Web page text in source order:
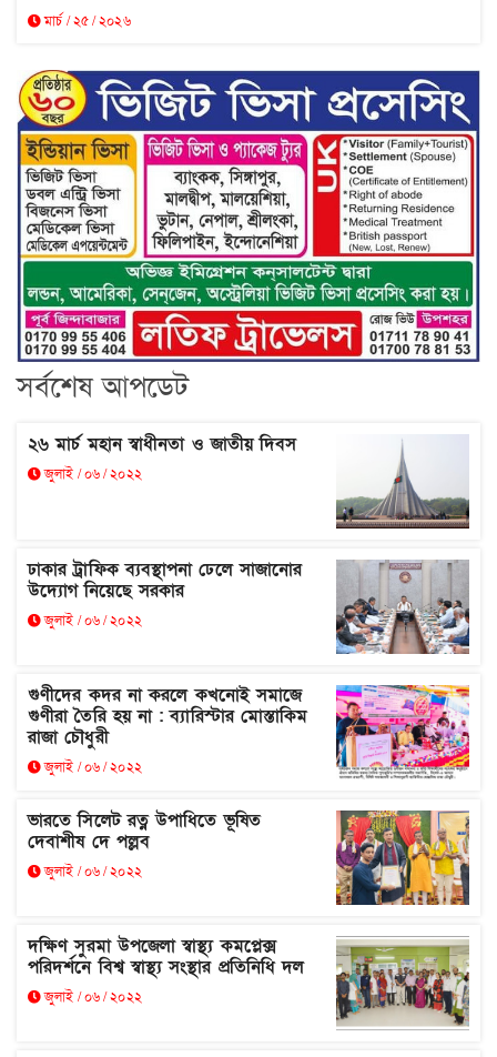
মার্চ / ২৫ / ২০২৬
সর্বশেষ আপডেট
২৬ মার্চ মহান স্বাধীনতা ও জাতীয় দিবস
জুলাই / ০৬ / ২০২২
ঢাকার ট্রাফিক ব্যবস্থাপনা ঢেলে সাজানোর
উদ্যোগ নিয়েছে সরকার
জুলাই / ০৬ / ২০২২
গুণীদের কদর না করলে কখনোই সমাজে
গুণীরা তৈরি হয় না : ব্যারিস্টার মোস্তাকিম
রাজা চৌধুরী
জুলাই / ০৬ / ২০২২
ভারতে সিলেট রত্ন উপাধিতে ভূষিত
দেবাশীষ দে পল্লব
জুলাই / ০৬ / ২০২২
দক্ষিণ সুরমা উপজেলা স্বাস্থ্য কমপ্লেক্স
পরিদর্শনে বিশ্ব স্বাস্থ্য সংস্থার প্রতিনিধি দল
জুলাই / ০৬ / ২০২২